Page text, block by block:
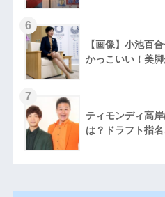
【画像】小池百
かっこいい！美
ティモンディ高
は？ドラフト指